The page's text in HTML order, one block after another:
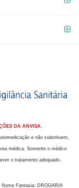
DA ANVISA.
e não substituem,
médica. Somente o médico
o tratamento adequado.
Fantasia: DROGARIA